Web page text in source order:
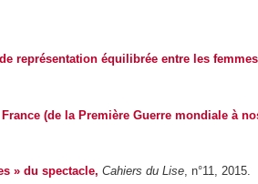
représentation équilibrée entre les
(de la Première Guerre mondiale à
» du spectacle,Cahiers du Lise, n°11, 2015.